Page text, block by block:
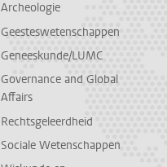
Archeologie
Geesteswetenschappen
Geneeskunde/LUMC
Governance and Global
Affairs
Rechtsgeleerdheid
Sociale Wetenschappen